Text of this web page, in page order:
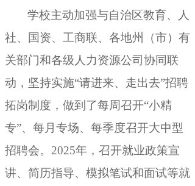
学校主动加强与自治区教育、人
社、国资、工商联、各地州（市）有
关部门和各级人力资源公司协同联
动 ， 坚持实施“请进来、走出去”招聘
拓岗制度，做到了每周召开“小精
专”、每月专场、每季度召开大中型
招聘会。 2025年，召开就业政策宣
讲、简历指导、模拟笔试和面试等就